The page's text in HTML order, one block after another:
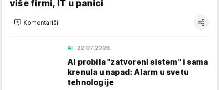
više firmi, IT u panici
Komentariši
AI 22.07.2026.
AI probila "zatvoreni sistem" i sama
krenula u napad: Alarm u svetu
tehnologije